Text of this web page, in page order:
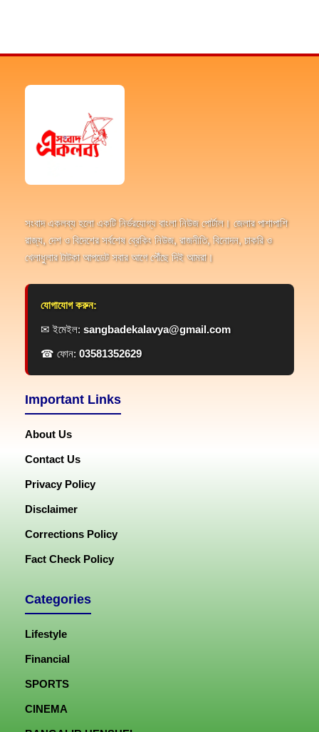
সংবাদ একলব্য হলো একটি নির্ভরযোগ্য বাংলা নিউজ পোর্টাল। জেলার পাশাপাশি
রাজ্য, দেশ ও বিদেশের সর্বশেষ ব্রেকিং নিউজ, রাজনীতি, বিনোদন, চাকরি ও
খেলাধুলার টাটকা আপডেট সবার আগে পৌঁছে দিই আমরা।
যোগাযোগ করুন:
✉ ইমেইল: sangbadekalavya@gmail.com
☎ ফোন: 03581352629
Important Links
About Us
Contact Us
Privacy Policy
Disclaimer
Corrections Policy
Fact Check Policy
Categories
Lifestyle
Financial
SPORTS
CINEMA